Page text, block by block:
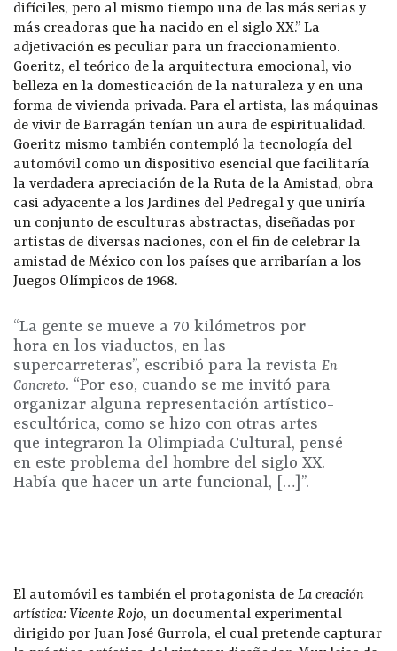
difíciles, pero al mismo tiempo una de las más serias y
más creadoras que ha nacido en el siglo XX.” La
adjetivación es peculiar para un fraccionamiento.
Goeritz, el teórico de la arquitectura emocional, vio
belleza en la domesticación de la naturaleza y en una
forma de vivienda privada. Para el artista, las máquinas
de vivir de Barragán tenían un aura de espiritualidad.
Goeritz mismo también contempló la tecnología del
automóvil como un dispositivo esencial que facilitaría
la verdadera apreciación de la Ruta de la Amistad, obra
casi adyacente a los Jardines del Pedregal y que uniría
un conjunto de esculturas abstractas, diseñadas por
artistas de diversas naciones, con el fin de celebrar la
amistad de México con los países que arribarían a los
Juegos Olímpicos de 1968.
“La gente se mueve a 70 kilómetros por
hora en los viaductos, en las
supercarreteras”, escribió para la revista En
Concreto. “Por eso, cuando se me invitó para
organizar alguna representación artístico-
escultórica, como se hizo con otras artes
que integraron la Olimpiada Cultural, pensé
en este problema del hombre del siglo XX.
Había que hacer un arte funcional, […]”.
El automóvil es también el protagonista de La creación
artística: Vicente Rojo, un documental experimental
dirigido por Juan José Gurrola, el cual pretende capturar